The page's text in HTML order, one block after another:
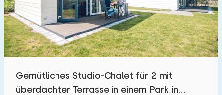
Schwimmbad 113
Eingezäunter Garten 6
Haustierfrei 47
Ladestation Auto
Gemütliches Studio-Chalet für 2 mit
überdachter Terrasse in einem Park in